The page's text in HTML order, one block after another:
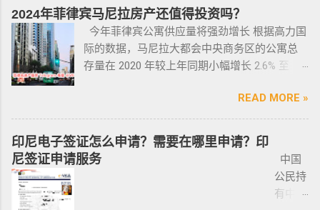
因此而被逮捕。 要求枪支持有者，每两年更新
一次执照，并每四年登记一次枪支。 如果不遵
守，将导致撤销和没收枪支。 续期申请，需要
在该许可证期满之日前六个月内，向菲律宾国
此外还要求，要携带枪支外出的人，必须以合
手枪。 目前共有五种持有枪支的许可证： 类别
1 －最多拥有2支枪 类别 2 -最多拥有5支枪 类别
3 -最多拥有10支枪 类别 4 -最多拥有15支枪 类
了NBI，这2步做好了以后如果不着急走，最长
等待时间是半年。半年内都可以随时走。 菲律
宾做了遣返会是黑名单吗？ 但凡做了遣返都是
黑名单。遣返的流程第一步就是申请驱逐令。
中国人出境被扣护照，被扣护照后面的处理方
式只有遣返。 上了菲律宾黑名单以后怎么再入
境 如果您已经被遣返回去了，并且还想再来菲
律宾的话，那么您可以联系我们帮您洗黑直接
清底，整个周期15个工作日，洗好了以后再入
境不会有任何被拦，包入境的。 如果您需要了
名； 2、第二份合同一般都是一张空白的合同，
只有车行的签字，所以你要核对签字是否一
致，如果可以尽量多要一些签过字的合同，后
面会说为什么； 3、检查CR/OR原件，原件，原
哪里交保险，保险品类； 4、车牌要注意是不是
你取回来再交易，因为现在两年以上的车牌基
本都下来了，如果你不知道去哪里换贴牌也是
比较麻烦的，何况大部分人英语都不太好，贴
牌的车牌号和临时车牌的车牌号不是同一个号
供了一个额外的永居身份，成功获得这些签证
后，不仅能在菲律宾享受更多福利与权益，而
且申请者的原有国籍与原有权益不会受到影
响。 退休移民签证——SRRV
宾退休署(PRA)颁发的移民绿卡，持有者可以自
由出入境，并在菲律宾永居。 申请条件一般
分为两种：现金存款类和房产投资类。 现金
存款类： （1）申请人的年龄需在50岁以上：
一家三口存款2万美元，多一个人需另存款1.5万
美元/人； （2）存款冻结在银行，不能用于
需要提
供
ICARD
人无须
就能做
完报
道。做
2024年菲律宾马尼拉房产还值得投资吗？
今年菲律宾公寓供应量将强劲增长 根据高力国
际的数据，马尼拉大都会中央商务区的公寓总
存量在 2020 年较上年同期小幅增长 2.6% 至
同比增长放缓。由于新冠疫情，2020 年仅交付
了约 3,370 套，低于 2019 年的 11,200套和过去
十年的年均 7,900 套。 ●菲律宾998不动产机构
998 Real Estate 专注于为华人在菲律宾马尼拉
地区提供一站式的期房投资、炒楼花、现房买
卖、房屋租赁、越来越多的华人对菲律宾旅游
投资,菲律宾移民感兴趣,居外网菲律宾房地产网,
READ MORE »
印尼电子签证怎么申请？需要在哪里申请？印
尼签证申请服务
中国
公民持
有中国